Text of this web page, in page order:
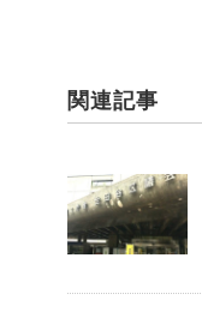
関連記事